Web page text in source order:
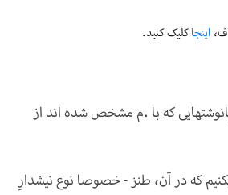
اینجاکلیک کنید.
که با .م مشخص شده اند از
که در آن، طنز-خصوصا نوع نیش­دارِ